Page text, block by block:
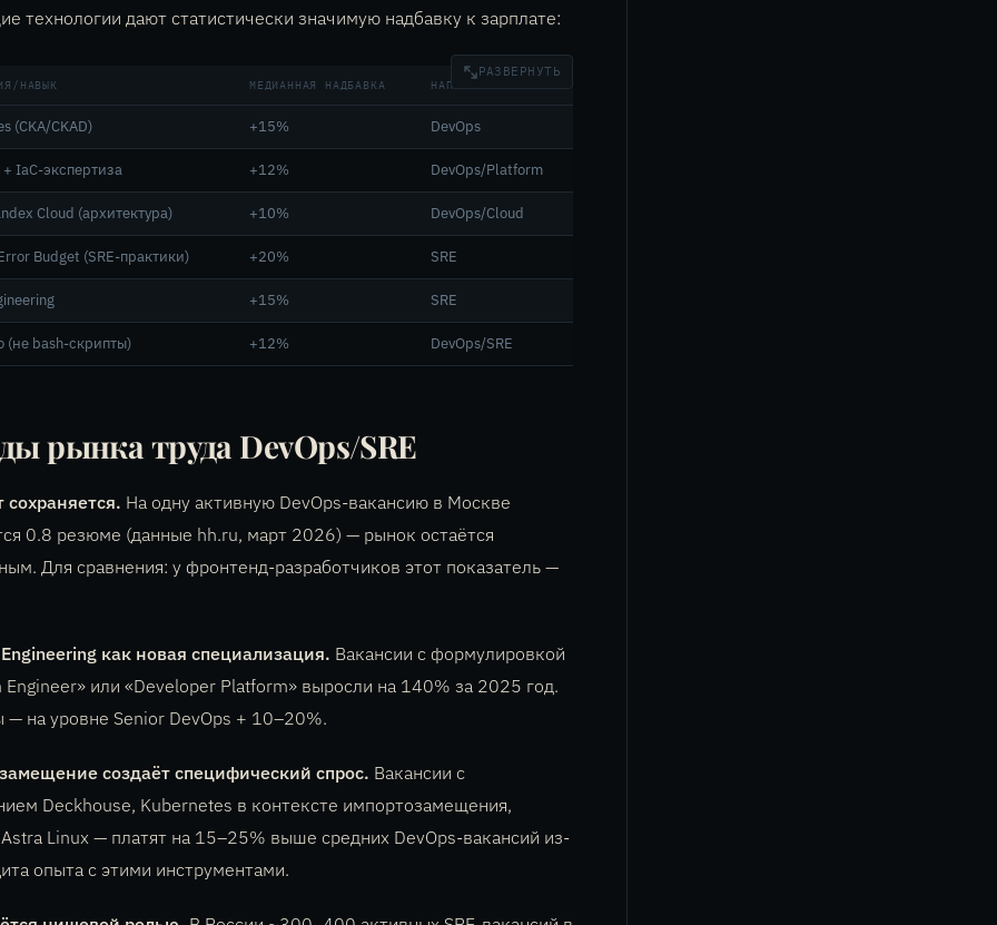
технологии дают статистически значимую надбавку к зарплате:
НАВЫК МЕДИАННАЯ НАДБАВКА НАПРАВЛЕНИЕ
(CKA/CKAD) +15% DevOps
IaC-экспертиза +12% DevOps/Platform
Cloud (архитектура) +10% DevOps/Cloud
Budget (SRE-практики) +20% SRE
+15% SRE
(не bash-скрипты) +12% DevOps/SRE
РАЗВЕРНУТЬ
рынка труда DevOps/SRE
На одну активную DevOps-вакансию в Москве
0.8 резюме (данные hh.ru, март 2026) — рынок остаётся
Для сравнения: у фронтенд-разработчиков этот показатель —
как новая специализация. Вакансии с формулировкой
Engineer» или «Developer Platform» выросли на 140% за 2025 год.
— на уровне Senior DevOps + 10–20%.
создаёт специфический спрос. Вакансии с
Deckhouse, Kubernetes в контексте импортозамещения,
Linux — платят на 15–25% выше средних DevOps-вакансий из-
опыта с этими инструментами.